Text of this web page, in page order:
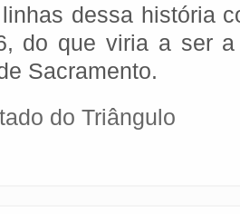
dessa história
do que viria a ser a
Sacramento.
do Triângulo